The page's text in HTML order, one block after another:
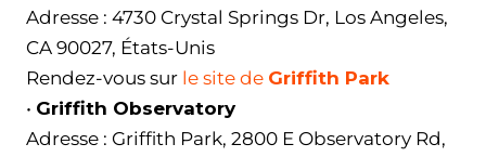
Adresse : 4730 Crystal Springs Dr, Los Angeles,
CA 90027, États-Unis
Rendez-vous sur le site de Griffith Park
• Griffith Observatory
Adresse : Griffith Park, 2800 E Observatory Rd,